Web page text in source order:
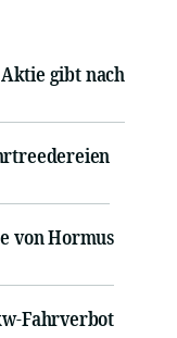
gibt nach
von Hormus
Fahrverbot